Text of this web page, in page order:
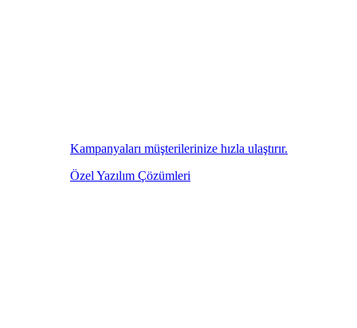
Kampanyaları müşterilerinize hızla ulaştırır.
Özel Yazılım Çözümleri